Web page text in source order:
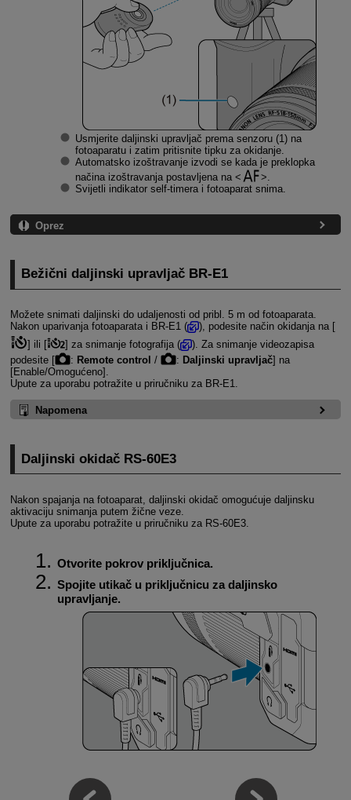
Usmjerite daljinski upravljač prema senzoru (1) na
fotoaparatu i zatim pritisnite tipku za okidanje.
Automatsko izoštravanje izvodi se kada je preklopka
načina izoštravanja postavljena na
Svijetli indikator self-timera i fotoaparat snima.
Oprez
Bežični daljinski upravljač BR-E1
Možete snimati daljinski do udaljenosti od pribl. 5 m od fotoaparata.
Nakon uparivanja fotoaparata i BR-E1(
), podesite način okidanja na [
] ili [
] za snimanje fotografija (
). Za snimanje videozapisa
podesite [
: Remote control / : Daljinski upravljač] na
[Enable/Omogućeno].
Upute za uporabu potražite u priručniku za BR-E1
Napomena
Daljinski okidač RS-60E3
Nakon spajanja na fotoaparat, daljinski okidač omogućuje daljinsku
aktivaciju snimanja putem žične veze.
Upute za uporabu potražite u priručniku za RS-60E3.
Otvorite pokrov priključnica.
Spojite utikač u priključnicu za daljinsko
upravljanje.